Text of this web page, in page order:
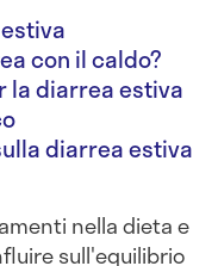
con il caldo?
la diarrea estiva
diarrea estiva
nella dieta e
sull'equilibrio